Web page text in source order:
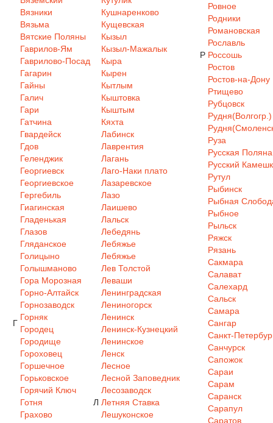
Вязники
Вязьма
Вятские Поляны
Г
Гаврилов-Ям
Гаврилово-Посад
Гагарин
Гайны
Галич
Гари
Гатчина
Гвардейск
Гдов
Геленджик
Георгиевск
Георгиевское
Гергебиль
Гиагинская
Гладенькая
Глазов
Гляданское
Голицыно
Голышманово
Гора Морозная
Горно-Алтайск
Горнозаводск
Горняк
Городец
Городище
Гороховец
Горшечное
Горьковское
Горячий Ключ
Готня
Грахово
Кушнаренково
Кущевская
Кызыл
Кызыл-Мажалык
Кыра
Кырен
Кытлым
Кыштовка
Кыштым
Кяхта
Л
Лабинск
Лаврентия
Лагань
Лаго-Наки плато
Лазаревское
Лазо
Лаишево
Лальск
Лебедянь
Лебяжье
Лебяжье
Лев Толстой
Леваши
Ленинградская
Лениногорск
Ленинск
Ленинск-Кузнецкий
Ленинское
Ленск
Лесное
Лесной Заповедник
Лесозаводск
Летняя Ставка
Лешуконское
Р
Ровное
Родники
Романовская
Рославль
Россошь
Ростов
Ростов-на-Дону
Ртищево
Рубцовск
Рудня(Волгогр.)
Руза
Русская Поляна
Русский
Рутул
Рыбинск
Рыбная
Рыбное
Рыльск
Ряжск
Рязань
Сакмара
Салават
Салехард
Сальск
Самара
Сангар
Санкт-
Санчурск
Сапожок
Сараи
Сарам
Саранск
Сарапул
Саратов